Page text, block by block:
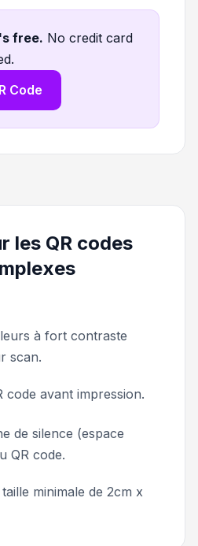
free. No credit card
Code
les QR codes
à fort contraste
scan.
code avant impression.
de silence (espace
QR code.
minimale de 2cm x